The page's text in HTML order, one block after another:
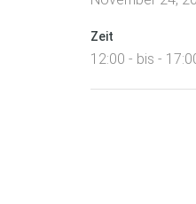
Zeit
12:00 - bis -